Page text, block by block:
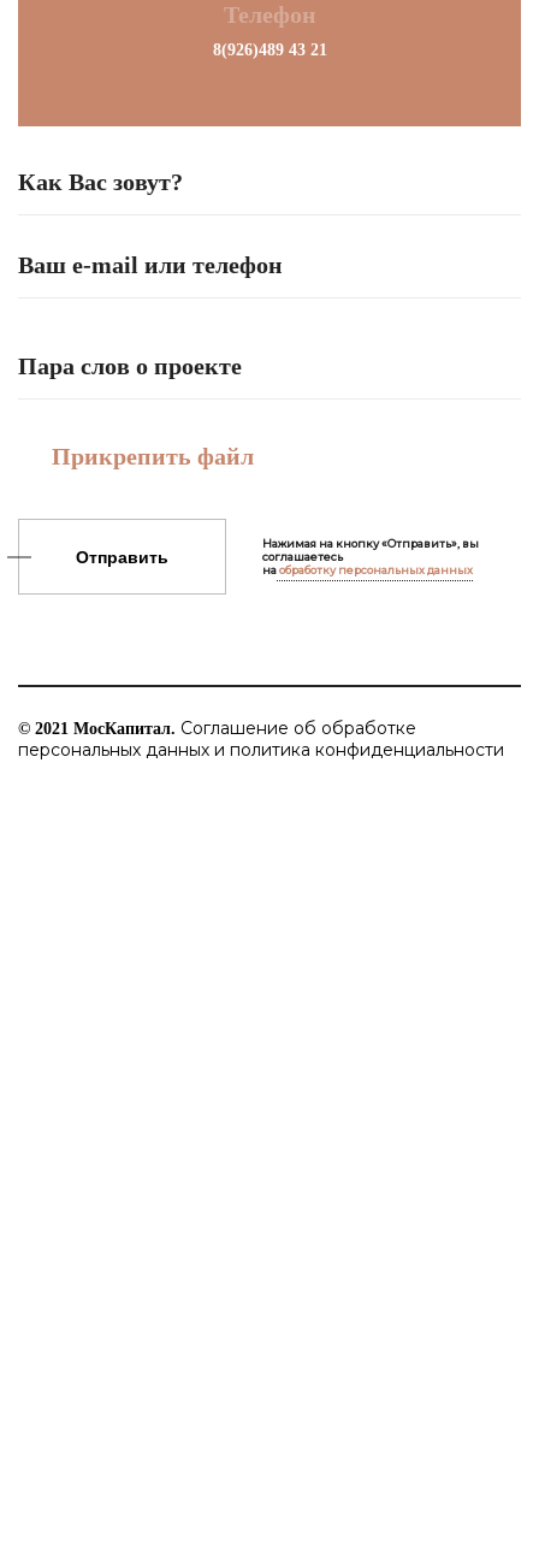
Телефон
8(926)489 43 21
Прикрепить файл
Отправить
Нажимая на кнопку «Отправить», вы
соглашаетесь
наобработку персональных данных
© 2021 МосКапитал. Соглашение об обработке
персональных данных и политика конфиденциальности